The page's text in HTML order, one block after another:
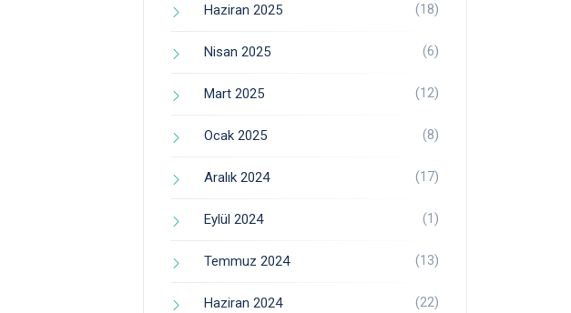
Haziran 2025 (18)
Nisan 2025 (6)
Mart 2025 (12)
Ocak 2025 (8)
Aralık 2024 (17)
Eylül 2024 (1)
Temmuz 2024 (13)
Haziran 2024 (22)